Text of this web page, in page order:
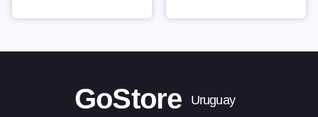
GoStore Uruguay